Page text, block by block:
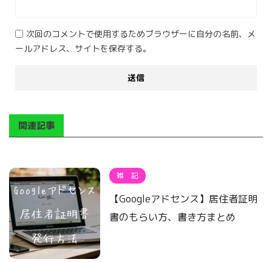
次回のコメントで使用するためブラウザーに自分の名前、メ
ールアドレス、サイトを保存する。
関連記事
雑 記
【Googleアドセンス】居住者証明
書のもらい方、書き方まとめ